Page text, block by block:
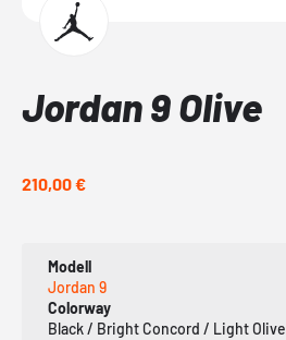
Jordan 9 Olive
210,00 €
Modell
Jordan 9
Colorway
Black / Bright Concord / Light Olive